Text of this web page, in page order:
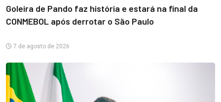
Goleira de Pando faz história e estará na final da
CONMEBOL após derrotar o São Paulo
7 de agosto de 2026